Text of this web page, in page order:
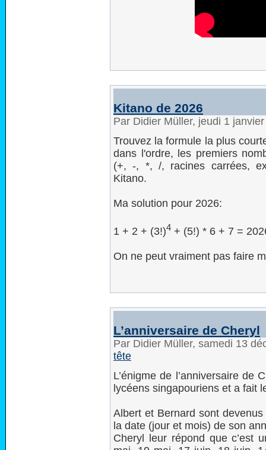
Kitano de 2026
Par Didier Müller, jeudi 1
Trouvez la formule la plus
dans l'ordre, les premiers
(+, -, *, /, racines carrées,
Kitano.
Ma solution pour 2026:
1 + 2 + (3!)4 + (5!) * 6 + 7 =
On ne peut vraiment pas faire
L’anniversaire de Cheryl
Par Didier Müller, samedi 13
tête
L’énigme de l’anniversaire de
lycéens singapouriens et a fait
Albert et Bernard sont
la date (jour et mois) de son
Cheryl leur répond que c’est